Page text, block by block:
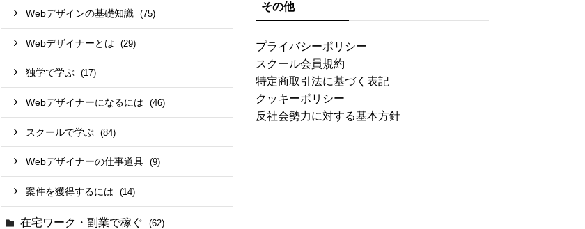
Webデザインの基礎知識 (75)
Webデザイナーとは (29)
独学で学ぶ (17)
Webデザイナーになるには (46)
スクールで学ぶ (84)
Webデザイナーの仕事道具 (9)
案件を獲得するには (14)
在宅ワーク・副業で稼ぐ (62)
その他
プライバシーポリシー
スクール会員規約
特定商取引法に基づく表記
クッキーポリシー
反社会勢力に対する基本方針